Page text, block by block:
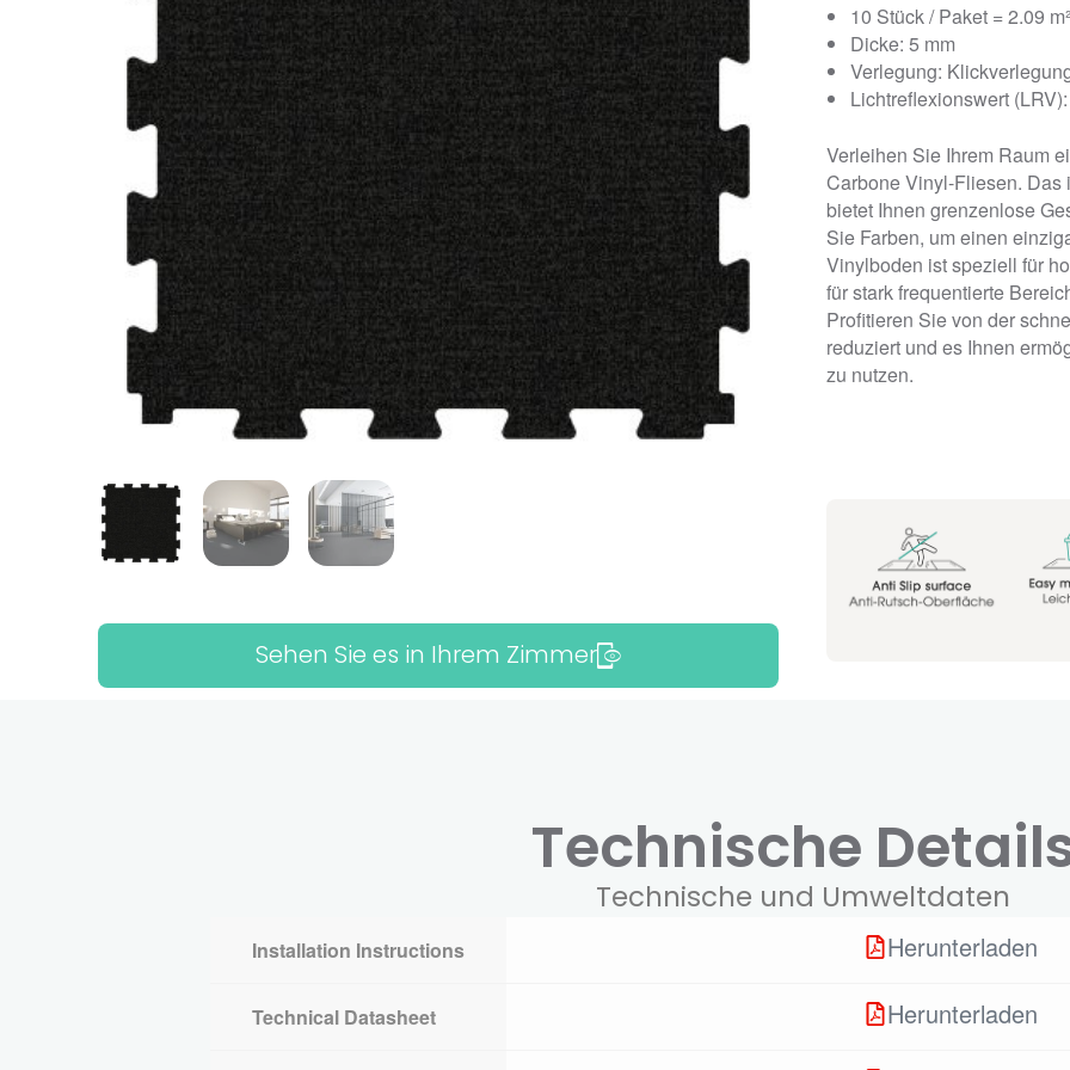
Sehen Sie es in Ihrem Zimmer
10 Stück / Paket = 2.09 m²
Dicke: 5 mm
Verlegung:
Lichtreflexionswert
Verleihen Sie Ihrem Raum
Carbone Vinyl-Fliesen.
bietet Ihnen grenzenlose
Sie Farben, um einen
Vinylboden ist speziell für
für stark frequentierte
Profitieren Sie von der
reduziert und es Ihnen
zu nutzen.
Technische
Technische und Umweltdaten
Installation Instructions Herunterladen
Technical Datasheet Herunterladen